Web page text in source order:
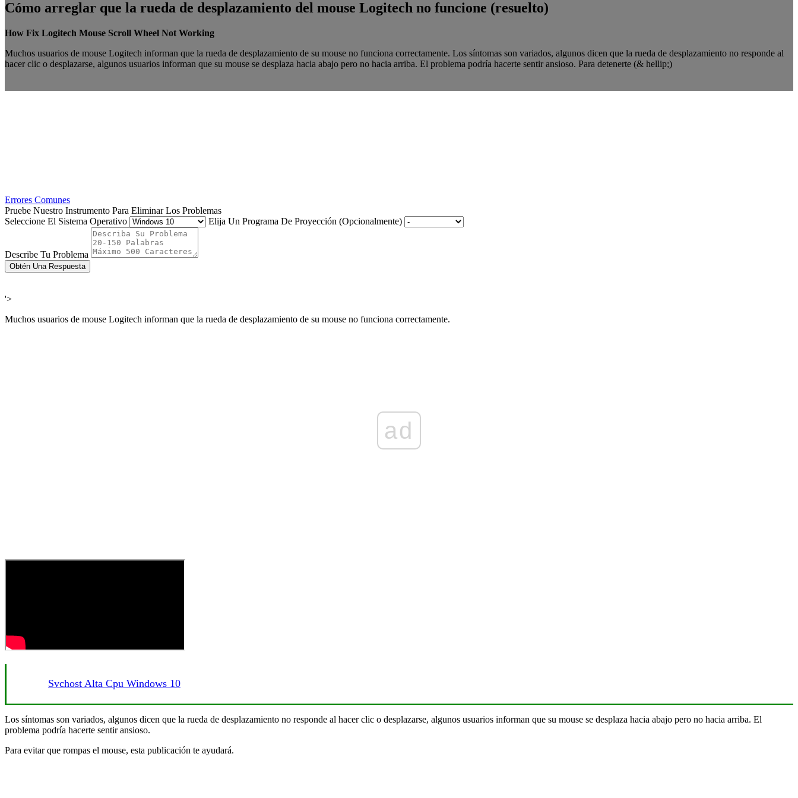
Cómo arreglar que la rueda de desplazamiento del mouse Logitech no funcione (resuelto)
How Fix Logitech Mouse Scroll Wheel Not Working
Muchos usuarios de mouse Logitech informan que la rueda de desplazamiento de su mouse no funciona correctamente. Los síntomas son variados, algunos dicen que la rueda de desplazamiento no responde al
hacer clic o desplazarse, algunos usuarios informan que su mouse se desplaza hacia abajo pero no hacia arriba. El problema podría hacerte sentir ansioso. Para detenerte (& hellip;)
Errores Comunes
Pruebe Nuestro Instrumento Para Eliminar Los Problemas
Seleccione El Sistema Operativo
Elija Un Programa De Proyección (Opcionalmente)
Describe Tu Problema
Obtén Una Respuesta
'>
Muchos usuarios de mouse Logitech informan que la rueda de desplazamiento de su mouse no funciona correctamente.
ad
Svchost Alta Cpu Windows 10
Los síntomas son variados, algunos dicen que la rueda de desplazamiento no responde al hacer clic o desplazarse, algunos usuarios informan que su mouse se desplaza hacia abajo pero no hacia arriba. El
problema podría hacerte sentir ansioso.
Para evitar que rompas el mouse, esta publicación te ayudará.